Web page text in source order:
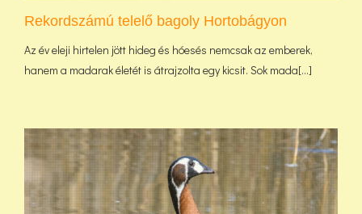
Rekordszámú telelő bagoly Hortobágyon
Az év eleji hirtelen jött hideg és hóesés nemcsak az emberek,
hanem a madarak életét is átrajzolta egy kicsit. Sok mada[...]